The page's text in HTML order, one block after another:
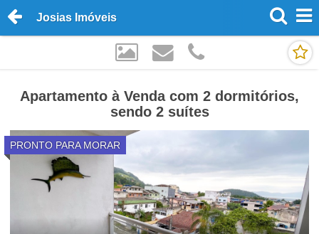
Josias Imóveis
Apartamento à Venda com 2 dormitórios,
sendo 2 suítes
PRONTO PARA MORAR